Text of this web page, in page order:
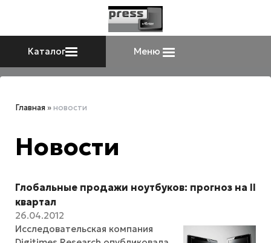
Каталог Меню
Главная »новости
Новости
Глобальные продажи ноутбуков: прогноз на II
квартал
26.04.2012
Исследовательская компания